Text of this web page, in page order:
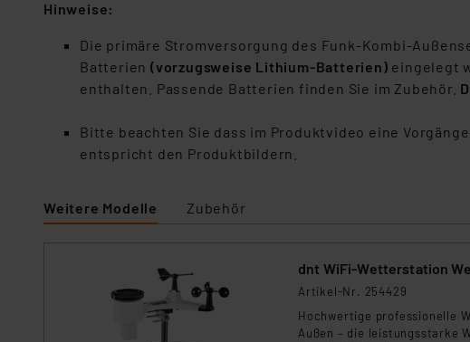
Daten in Überwachungsprogrammen
Unsere Kooperation mit diesen
Kommission sowie einer eigenen
Impressum
Hinweise:
Die primäre Stromversorgung des Funk-Kombi-
Batterien(vorzugsweise Lithium-Batterien) eingelegt
enthalten. Passende Batterien finden Sie im Zubehör.
Bitte beachten Sie dass im Produktvideo eine
entspricht den Produktbildern.
Weitere Modelle Zubehör
dnt WiFi-Wetterstation
Artikel-Nr. 254429
Hochwertige professionelle
Außen – die leistungsstarke